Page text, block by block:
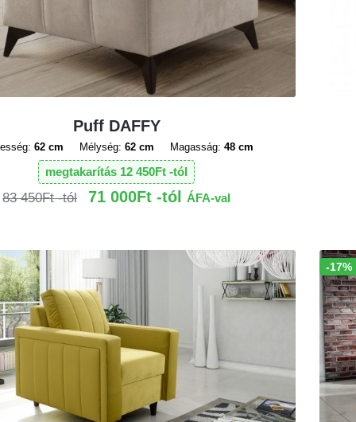
Puff DAFFY
62 cm Mélység: 62 cm Magasság: 48 cm
megtakarítás 12 450Ft
83 450Ft 71 000Ft ÁFA-val
Akció!
-17%